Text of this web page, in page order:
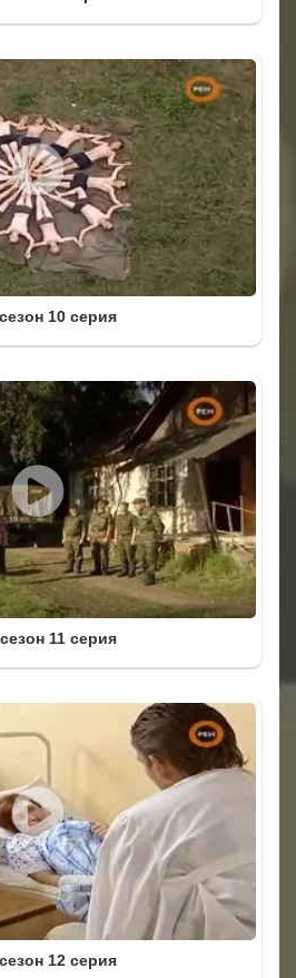
10 серия
11 серия
12 серия